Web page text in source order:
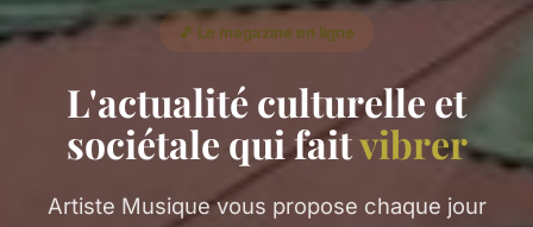
🎵 Le magazine en ligne
L'actualité culturelle et
sociétale qui faitvibrer
Artiste Musique vous propose chaque jour